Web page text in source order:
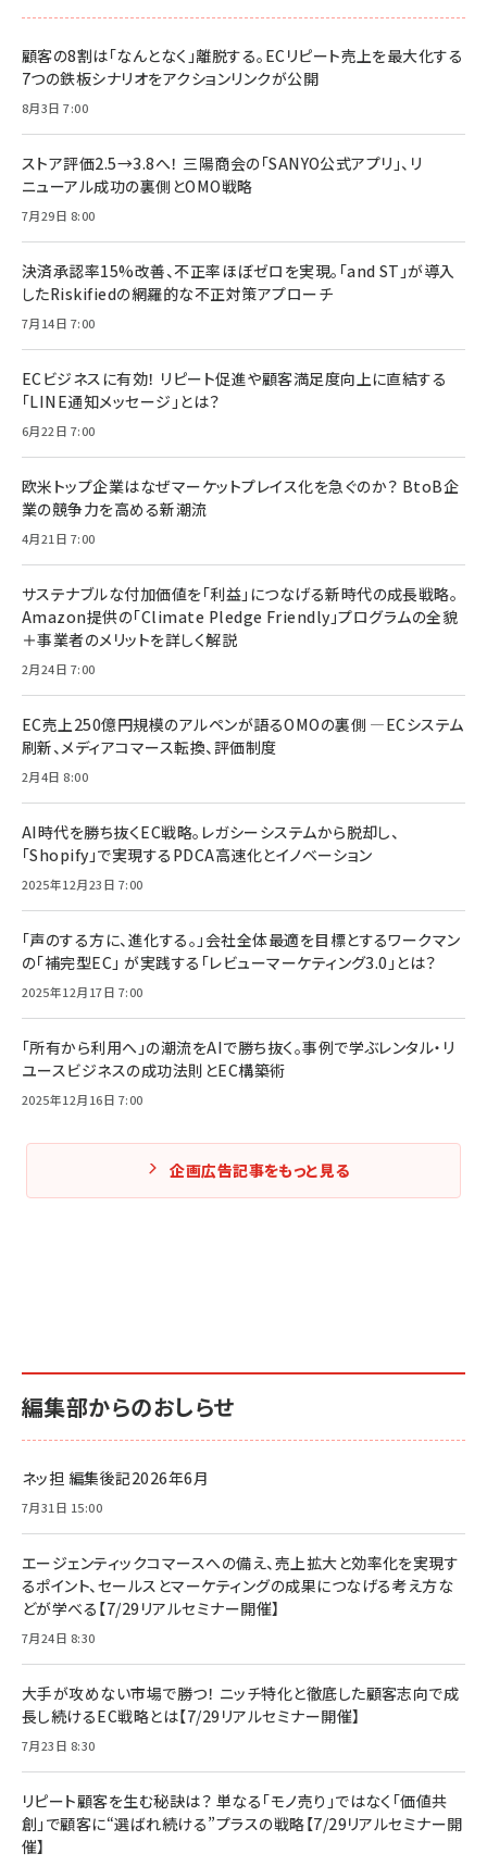
顧客の8割は「なんとなく」離脱する。ECリピート売上を最大化する
7つの鉄板シナリオをアクションリンクが公開
8月3日 7:00
ストア評価2.5→3.8へ！ 三陽商会の「SANYO公式アプリ」、リ
ニューアル成功の裏側とOMO戦略
7月29日 8:00
決済承認率15%改善、不正率ほぼゼロを実現。「and ST」が導入
したRiskifiedの網羅的な不正対策アプローチ
7月14日 7:00
ECビジネスに有効！ リピート促進や顧客満足度向上に直結する
「LINE通知メッセージ」とは？
6月22日 7:00
欧米トップ企業はなぜマーケットプレイス化を急ぐのか？ BtoB企
業の競争力を高める新潮流
4月21日 7:00
サステナブルな付加価値を「利益」につなげる新時代の成長戦略。
Amazon提供の「Climate Pledge Friendly」プログラムの全貌
＋事業者のメリットを詳しく解説
2月24日 7:00
EC売上250億円規模のアルペンが語るOMOの裏側 ―ECシステム
刷新、メディアコマース転換、評価制度
2月4日 8:00
AI時代を勝ち抜くEC戦略。レガシーシステムから脱却し、
「Shopify」で実現するPDCA高速化とイノベーション
2025年12月23日 7:00
「声のする方に、進化する。」会社全体最適を目標とするワークマン
の「補完型EC」 が実践する「レビューマーケティング3.0」とは？
2025年12月17日 7:00
「所有から利用へ」の潮流をAIで勝ち抜く。事例で学ぶレンタル・リ
ユースビジネスの成功法則とEC構築術
2025年12月16日 7:00
企画広告記事をもっと見る
編集部からのおしらせ
ネッ担 編集後記2026年6月
7月31日 15:00
エージェンティックコマースへの備え、売上拡大と効率化を実現す
るポイント、セールスとマーケティングの成果につなげる考え方な
どが学べる【7/29リアルセミナー開催】
7月24日 8:30
大手が攻めない市場で勝つ！ ニッチ特化と徹底した顧客志向で成
長し続けるEC戦略とは【7/29リアルセミナー開催】
7月23日 8:30
リピート顧客を生む秘訣は？ 単なる「モノ売り」ではなく「価値共
創」で顧客に“選ばれ続ける”プラスの戦略【7/29リアルセミナー開
催】